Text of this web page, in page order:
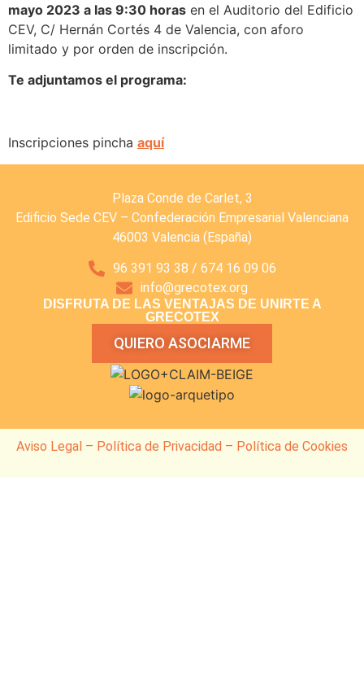
mayo 2023 a las 9:30 horas en el Auditorio del Edificio
CEV, C/ Hernán Cortés 4 de Valencia, con aforo
limitado y por orden de inscripción.
Te adjuntamos el programa:
Inscripciones pincha aquí
Plaza Conde de Carlet, 3
Edificio Sede CEV – Confederación Empresarial Valenciana
46003 Valencia (España)
96 391 93 38 / 674 16 09 06
info@grecotex.org
DISFRUTA DE LAS VENTAJAS DE UNIRTE A
GRECOTEX
QUIERO ASOCIARME
Aviso Legal – Política de Privacidad – Política de Cookies